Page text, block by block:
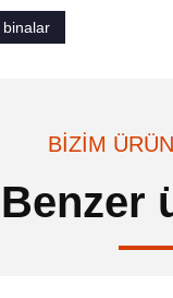
BIZIM
Benzer